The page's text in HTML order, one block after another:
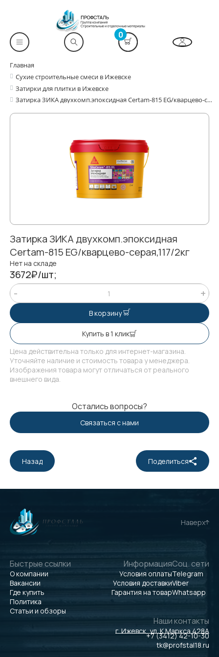
0
Главная
Сухие строительные смеси в Ижевске
Затирки для плитки в Ижевске
Затирка ЗИКА двухкомп.эпоксидная Certam-815 EG/кварцево-серая,117/2кг
Затирка ЗИКА двухкомп.эпоксидная
Certam-815 EG/кварцево-серая,117/2кг
Нет на складе
3672₽/шт;
В корзину
Купить в 1 клик
Цена действительна только для интернет-магазина.
Уточняйте наличие и стоимость товара у менеджера.
Изображения товара могут отличаться от реального
внешнего вида.
Остались вопросы?
Связаться с нами
Назад Поделиться
Наверх
Быстрые ссылки
О компании
Вакансии
Где купить
Политика
Статьи и обзоры
Информация
Условия оплаты
Условия доставки
Гарантия на товар
Соц. сети
Telegram
Viber
Whatsapp
Наши контакты
г. Ижевск, ул. К.Маркса 428А
+7 (3412) 42-10-30
tk@profstal18.ru